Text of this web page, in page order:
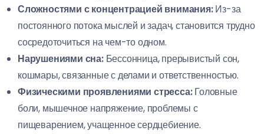
Сложностями с концентрацией внимания:Из-за
постоянного потока мыслей и задач, становится трудно
сосредоточиться на чем-то одном.
Нарушениями сна:Бессонница, прерывистый сон,
кошмары, связанные с делами и ответственностью.
Физическими проявлениями стресса:Головные
боли, мышечное напряжение, проблемы с
пищеварением, учащенное сердцебиение.